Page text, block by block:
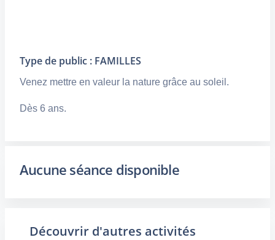
Type de public : FAMILLES
Venez mettre en valeur la nature grâce au soleil.
Dès 6 ans.
Aucune séance disponible
Découvrir d'autres activités